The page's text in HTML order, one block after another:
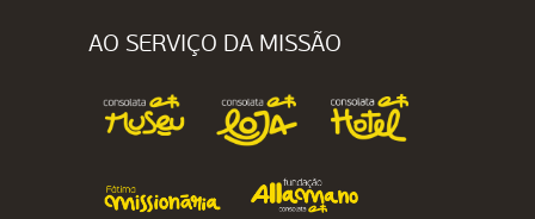
AO SERVIÇO DA MISSÃO